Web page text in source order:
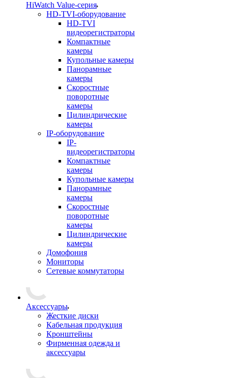
HiWatch Value-серия
HD-TVI-оборудование
HD-TVI
видеорегистраторы
Компактные
камеры
Купольные камеры
Панорамные
камеры
Скоростные
поворотные
камеры
Цилиндрические
камеры
IP-оборудование
IP-
видеорегистраторы
Компактные
камеры
Купольные камеры
Панорамные
камеры
Скоростные
поворотные
камеры
Цилиндрические
камеры
Домофония
Мониторы
Сетевые коммутаторы
Аксессуары
Жесткие диски
Кабельная продукция
Кронштейны
Фирменная одежда и
аксессуары